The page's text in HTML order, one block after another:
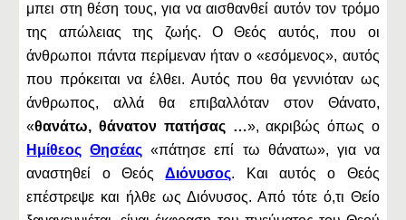
μπει στη θέση τους, για να αισθανθεί αυτόν τον τρόμο
της απώλειας της ζωής. Ο Θεός αυτός, που οι
άνθρωποι πάντα περίμεναν ήταν ο «εσόμενος», αυτός
που πρόκειται να έλθει. Αυτός που θα γεννιόταν ως
άνθρωπος, αλλά θα επιβαλλόταν στον Θάνατο,
«θανάτω, θάνατον πατήσας …», ακριβώς όπως ο
Ημίθεος Θησέας «πάτησε επί τω θάνατω», για να
αναστηθεί ο ΘεόςΔιόνυσος. Και αυτός ο Θεός
επέστρεψε και ήλθε ως Διόνυσος. Από τότε ό,τι Θείο